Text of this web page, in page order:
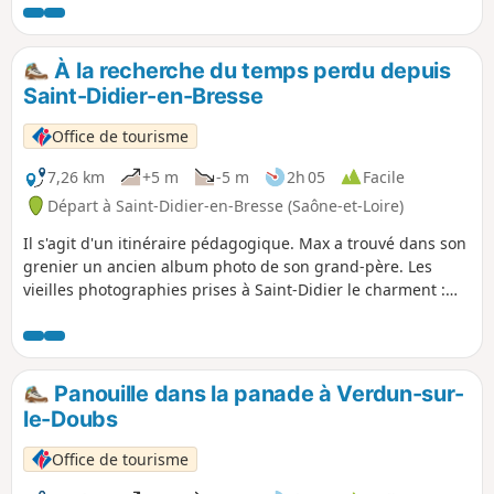
À la recherche du temps perdu depuis
Saint-Didier-en-Bresse
Office de tourisme
7,26 km
+5 m -5 m 2h 05
Facile
Départ à Saint-Didier-en-Bresse (Saône-et-Loire)
Il s'agit d'un itinéraire pédagogique. Max a trouvé dans son
grenier un ancien album photo de son grand-père. Les
vieilles photographies prises à Saint-Didier le charment :
volailles appétissantes. Ni une, ni deux, Max entraîne son
ami Jack sur les traces de son aïeul, mais les choses ont
bien changé depuis les années 1950.
Panouille dans la panade à Verdun-sur-
le-Doubs
Office de tourisme